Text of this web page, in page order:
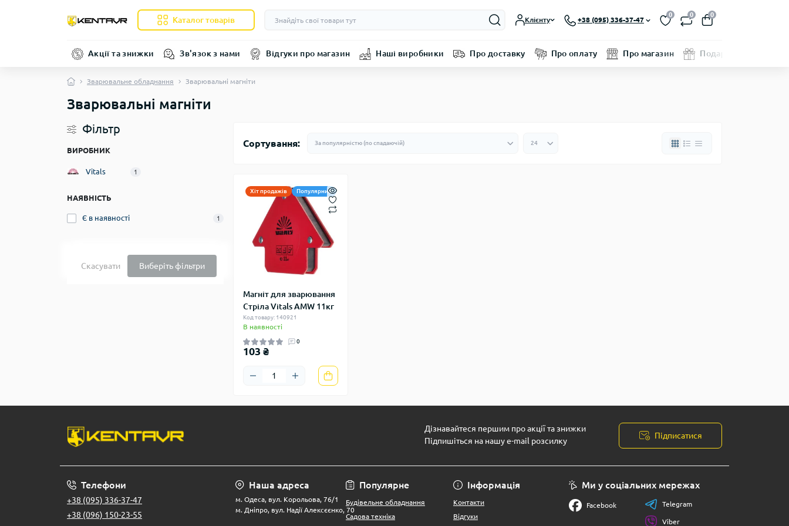
Каталог товарів Клієнту +38 (095) 336-37-47
0 0 0
Акції та знижки Зв'язок з нами Відгуки про магазин Наші виробники Про доставку Про оплату Про магазин Подарунковий
Зварювальне обладнання Зварювальні магніти
Зварювальні магніти
Фільтр
ВИРОБНИК
Vitals 1
НАЯВНІСТЬ
Є в наявності 1
Скасувати Виберіть фільтри
Сортування:
Хіт продажів Популярний
Магніт для зварювання
Стріла Vitals AMW 11кг
Код товару: 140921
В наявності
0
103 ₴
Дізнавайтеся першим про акції та знижки
Підпишіться на нашу e-mail розсилку
Підписатися
Телефони
+38 (095) 336-37-47
+38 (096) 150-23-55
Наша адреса
м. Одеса, вул. Корольова, 76/1
м. Дніпро, вул. Надії Алексєєнко, 70
Популярне
Будівельне обладнання
Садова техніка
Інформація
Контакти
Відгуки
Ми у соціальних мережах
Facebook Telegram
Viber